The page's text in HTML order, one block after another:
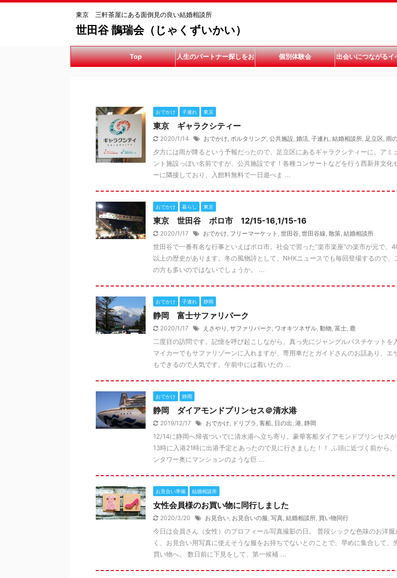
東京 三軒茶屋にある面倒見の良い結婚相談所
世田谷 鵲瑞会（じゃくずいかい）
Top 人生のパートナー探しをお 個別体験会 出会いにつながるイ
おでかけ 子連れ 東京
東京 ギャラクシティー
2020/1/14 おでかけ, ボルタリング, 公共施設, 婚活, 子連れ, 結婚相談所, 足立区, 雨
夕方には雨が降るという予報だったので、足立区にあるギャラクシティーに。アミ
ント施設っぽい名前ですが、公共施設です！各種コンサートなどを行う西新井文化
ーに隣接しており、入館料無料で一日遊べま ...
おでかけ 暮らし 東京
東京 世田谷 ボロ市 12/15-16,1/15-16
2020/1/17 おでかけ, フリーマーケット , 世田谷, 世田谷線, 散策, 結婚相談所
世田谷で一番有名な行事といえばボロ市。社会で習った”楽市楽座”の楽市が元で、
以上の歴史があります。冬の風物詩として、NHKニュースでも毎回登場するので、
の方も多いのではないでしょうか。 ...
おでかけ 子連れ 静岡
静岡 富士サファリパーク
2020/1/17 えさやり , サファリパーク , ワオキツネザル, 動物, 富士, 鹿
二度目の訪問です。記憶を呼び起こしながら、真っ先にジャングルバスチケットを
マイカーでもサファリゾーンに入れますが、専用車だとガイドさんのお話あり、エ
もできるので人気です。午前中には着いたの ...
おでかけ 静岡
静岡 ダイアモンドプリンセス＠清水港
2019/12/17 おでかけ, ドリプラ , 客船, 日の出 , 港, 静岡
12/14に静岡へ帰省ついでに清水港へ立ち寄り。豪華客船ダイアモンドプリンセスが
13時に入港21時に出港予定とあったので見に行きました！！ ふ頭に近づく前から、
ンタワー奥にマンションのような巨 ...
お見合い準備 結婚相談所
女性会員様のお買い物に同行しました
2020/3/20 お見合い, お見合いの服, 写真, 結婚相談所, 買い物同行
今日は会員さん（女性）のプロフィール写真撮影の日。 普段シックな色味のお洋服
く、お見合い用写真に使えそうな服をお持ちでないとのことで、早めに集合して、
買い物へ。 数日前に下見をして、第一候補 ...